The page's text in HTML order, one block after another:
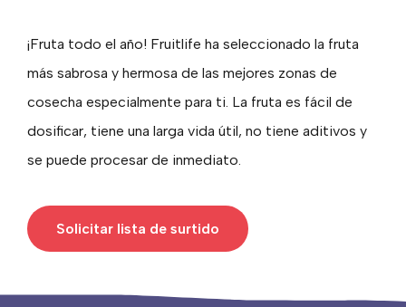
¡Fruta todo el año! Fruitlife ha seleccionado la fruta
más sabrosa y hermosa de las mejores zonas de
cosecha especialmente para ti. La fruta es fácil de
dosificar, tiene una larga vida útil, no tiene aditivos y
se puede procesar de inmediato.
Solicitar lista de surtido